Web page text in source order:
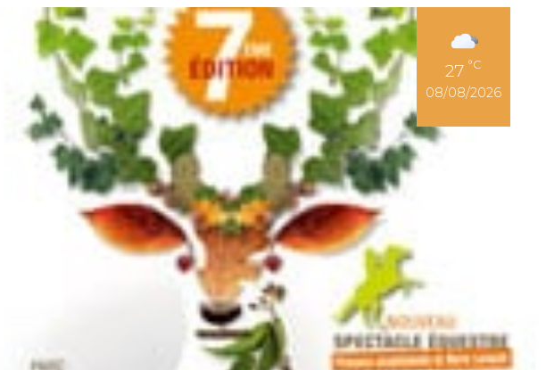
Menu
Espace Adhérent
Valider son permis
08/08/2026
27 °C